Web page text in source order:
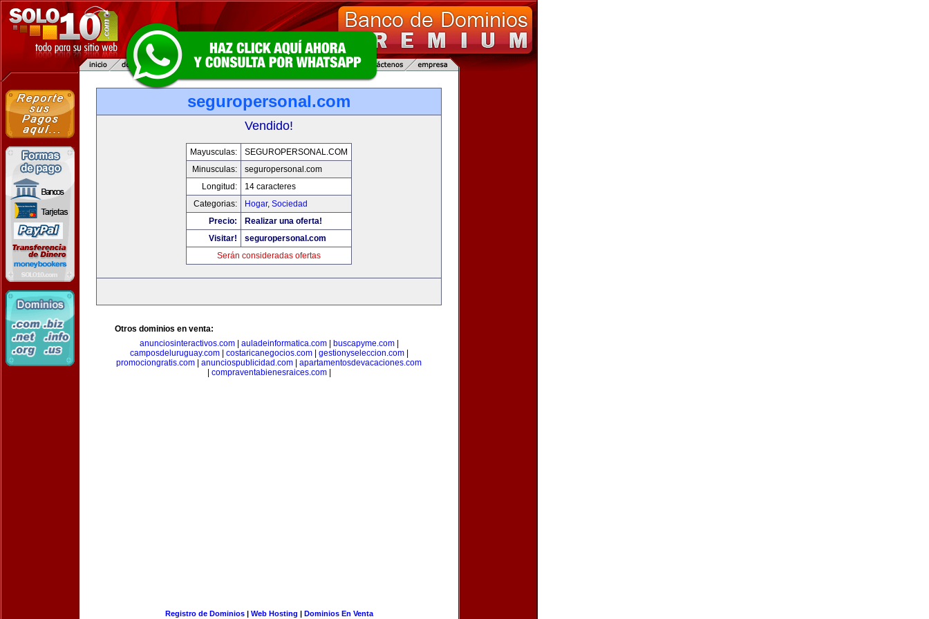
seguropersonal.com
Vendido!
Mayusculas:
SEGUROPERSONAL.COM
Minusculas:
seguropersonal.com
Longitud:
14 caracteres
Categorias:
Hogar, Sociedad
Precio:
Realizar una oferta!
Visitar!
seguropersonal.com
Serán consideradas ofertas
Otros dominios en venta:
anunciosinteractivos.com| auladeinformatica.com| buscapyme.com|
camposdeluruguay.com| costaricanegocios.com| gestionyseleccion.com|
promociongratis.com
anunciospublicidad.com
apartamentosdevacaciones.com
compraventabienesraices.com|
Registro de Dominios| Web Hosting | Dominios En Venta